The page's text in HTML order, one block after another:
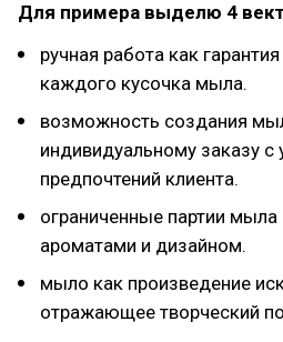
Для примера выделю 4
ручная работа как
каждого кусочка мыла.
возможность создания
индивидуальному заказу с
предпочтений клиента.
ограниченные партии
ароматами и дизайном.
мыло как произведение
отражающее творческий